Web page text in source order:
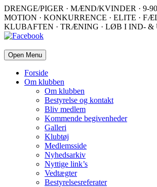
DRENGE/PIGER · MÆND/KVINDER · 9-
MOTION · KONKURRENCE · ELITE ·
KLUBAFTEN · TRÆNING · LØB I IND- &
Open Menu
Forside
Om klubben
Om klubben
Bestyrelse og kontakt
Bliv medlem
Kommende begivenheder
Galleri
Klubtøj
Medlemsside
Nyhedsarkiv
Nyttige link’s
Vedtægter
Bestyrelsesreferater